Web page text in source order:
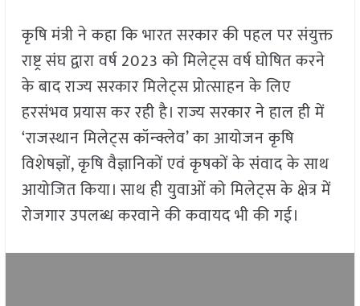
कृषि मंत्री ने कहा कि भारत सरकार की पहल पर संयुक्त
राष्ट्र संघ द्वारा वर्ष 2023 को मिलेट्स वर्ष घोषित करने
के बाद राज्य सरकार मिलेट्स प्रोत्साहन के लिए
हरसंभव प्रयास कर रही है। राज्य सरकार ने हाल ही में
‘राजस्थान मिलेट्स कॉन्क्लेव’ का आयोजन कृषि
विशेषज्ञों, कृषि वैज्ञानिकों एवं कृषकों के संवाद के साथ
आयोजित किया। साथ ही युवाओं को मिलेट्स के क्षेत्र में
रोजगार उपलब्ध करवाने की कवायद भी की गई।